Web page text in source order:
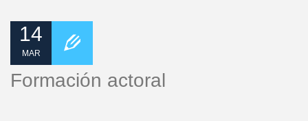
14
MAR
Formación actoral